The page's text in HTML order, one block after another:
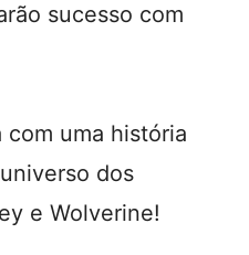
sucesso com
com uma história
dos
e Wolverine!